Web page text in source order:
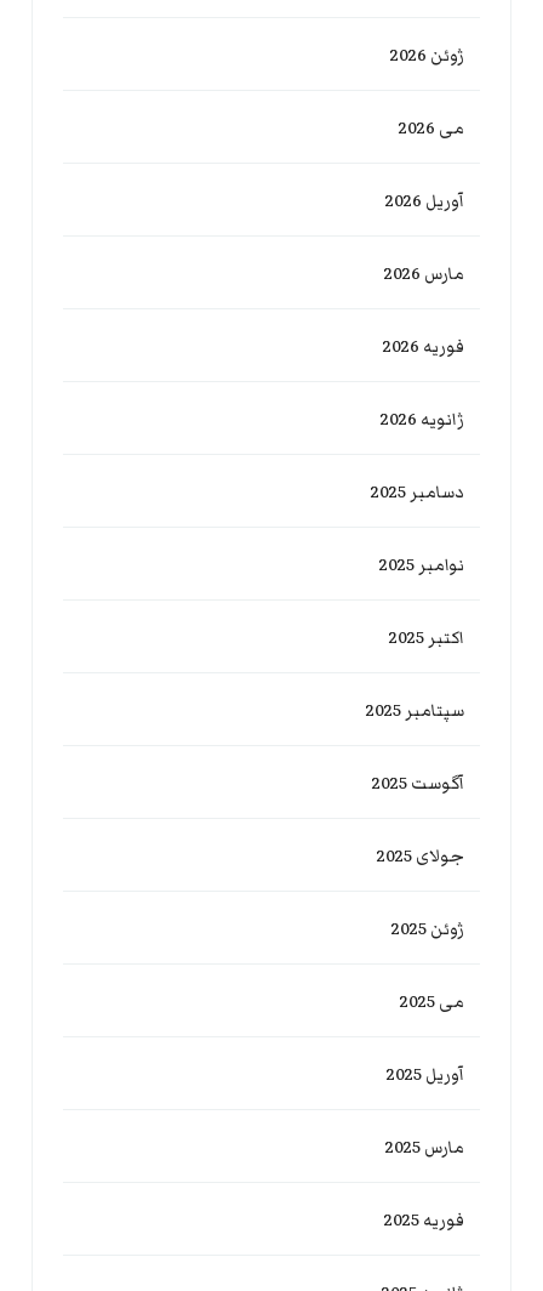
ژوئن 2026
می 2026
آوریل 2026
مارس 2026
فوریه 2026
ژانویه 2026
دسامبر 2025
نوامبر 2025
اکتبر 2025
سپتامبر 2025
آگوست 2025
جولای 2025
ژوئن 2025
می 2025
آوریل 2025
مارس 2025
فوریه 2025